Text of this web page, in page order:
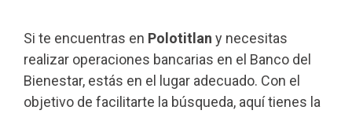
Si te encuentras en Polotitlan y necesitas
realizar operaciones bancarias en el Banco del
Bienestar, estás en el lugar adecuado. Con el
objetivo de facilitarte la búsqueda, aquí tienes la